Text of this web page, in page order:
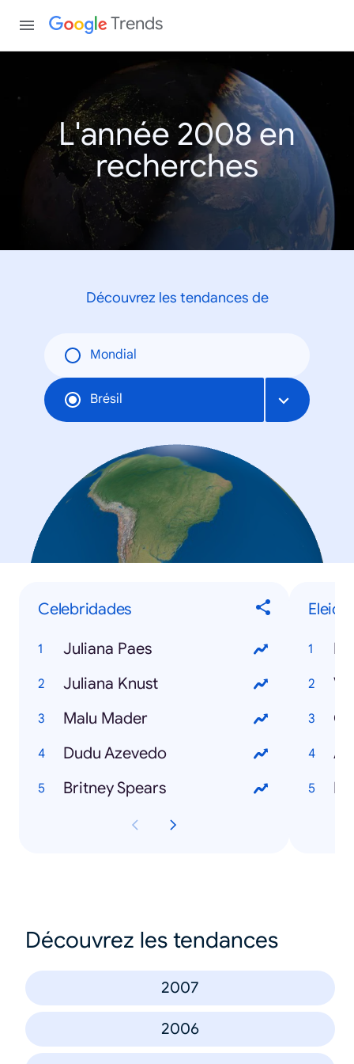
Trends
L'année 2008 en
recherches
Découvrez les tendances de
Mondial
Brésil
Celebridades
Juliana Paes
Juliana Knust
Malu Mader
Dudu Azevedo
Britney Spears
Découvrez les tendances
2007
2006